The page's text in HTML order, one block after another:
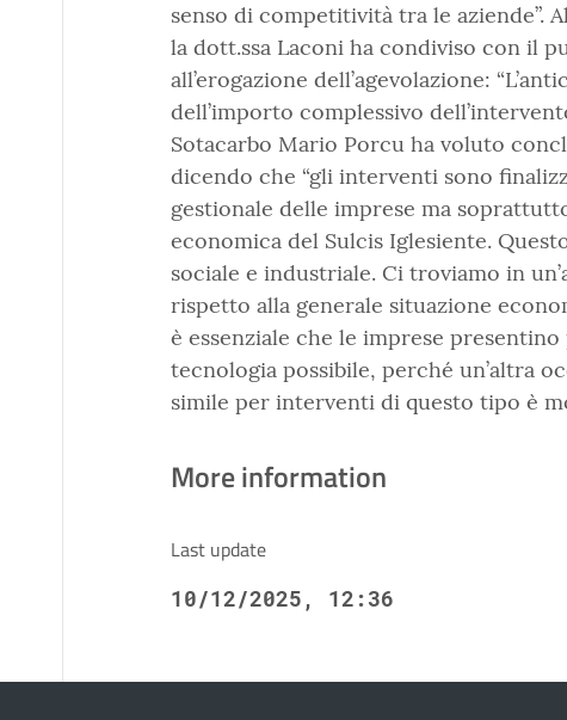
senso di competitività tra le aziende”.
la dott.ssa Laconi ha condiviso con il
all’erogazione dell’agevolazione:
dell’importo complessivo
Sotacarbo Mario Porcu ha voluto
dicendo che “gli interventi sono
gestionale delle imprese ma
economica del Sulcis Iglesiente.
sociale e industriale. Ci troviamo in
rispetto alla generale situazione
è essenziale che le imprese
tecnologia possibile, perché un’altra
simile per interventi di questo tipo è
More information
Last update
10/12/2025, 12:36